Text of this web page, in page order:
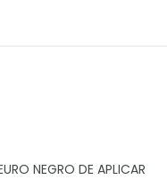
NEGRO DE APLICAR